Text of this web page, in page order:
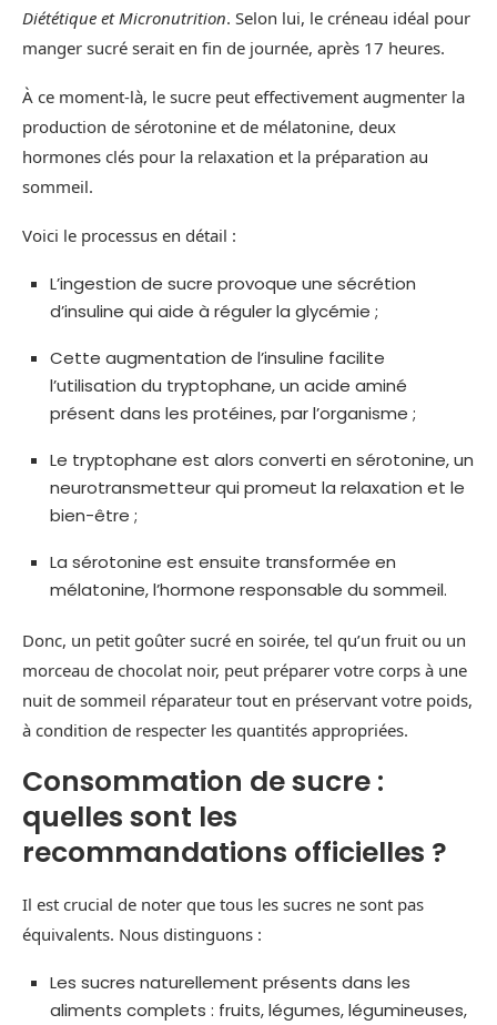
Diététique et Micronutrition. Selon lui, le créneau idéal pour
manger sucré serait en fin de journée, après 17 heures.
À ce moment-là, le sucre peut effectivement augmenter la
production de sérotonine et de mélatonine, deux
hormones clés pour la relaxation et la préparation au
sommeil.
Voici le processus en détail :
L’ingestion de sucre provoque une sécrétion
d’insuline qui aide à réguler la glycémie ;
Cette augmentation de l’insuline facilite
l’utilisation du tryptophane, un acide aminé
présent dans les protéines, par l’organisme ;
Le tryptophane est alors converti en sérotonine, un
neurotransmetteur qui promeut la relaxation et le
bien-être ;
La sérotonine est ensuite transformée en
mélatonine, l’hormone responsable du sommeil.
Donc, un petit goûter sucré en soirée, tel qu’un fruit ou un
morceau de chocolat noir, peut préparer votre corps à une
nuit de sommeil réparateur tout en préservant votre poids,
à condition de respecter les quantités appropriées.
Consommation de sucre :
quelles sont les
recommandations officielles ?
Il est crucial de noter que tous les sucres ne sont pas
équivalents. Nous distinguons :
Les sucres naturellement présents dans les
aliments complets : fruits, légumes, légumineuses,